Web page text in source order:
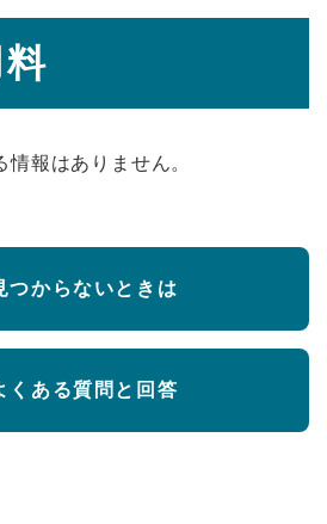
報はありません。
つからないときは
くある質問と回答